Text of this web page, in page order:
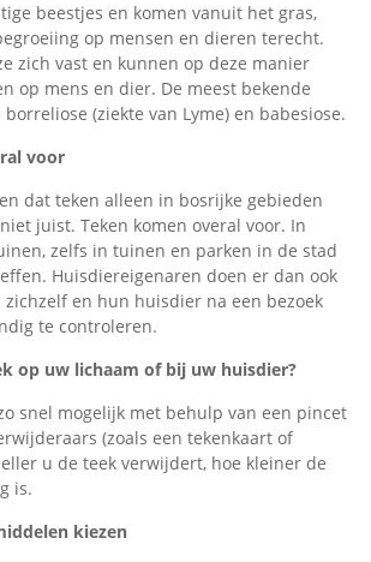
beestjes en komen vanuit het gras,
op mensen en dieren terecht.
zich vast en kunnen op deze manier
op mens en dier. De meest bekende
(ziekte van Lyme) en babesiose.
voor
dat teken alleen in bosrijke gebieden
juist. Teken komen overal voor. In
zelfs in tuinen en parken in de stad
Huisdiereigenaren doen er dan ook
en hun huisdier na een bezoek
te controleren.
op uw lichaam of bij uw huisdier?
snel mogelijk met behulp van een pincet
(zoals een tekenkaart of
u de teek verwijdert, hoe kleiner de
is.
kiezen